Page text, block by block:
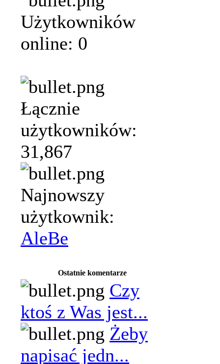
Użytkowników
online: 0
Łącznie
użytkowników:
31,867
Najnowszy
użytkownik:
AleBe
Ostatnie komentarze
Czy
ktoś z Was jest...
Żeby
napisać jedn...